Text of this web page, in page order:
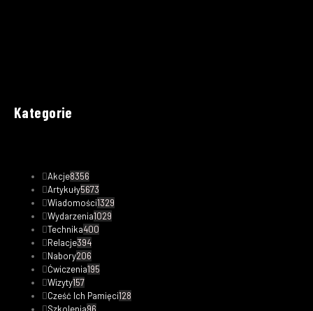
Kategorie
Akcje8356
Artykuły5673
Wiadomości1329
Wydarzenia1029
Technika400
Relacje394
Nabory206
Ćwiczenia195
Wizyty157
Cześć Ich Pamięci128